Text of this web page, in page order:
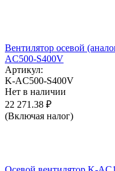
Вентилятор осевой
AC500-S400V
Артикул:
K-AC500-S400V
Нет в наличии
22 271.38 ₽
(Включая налог)